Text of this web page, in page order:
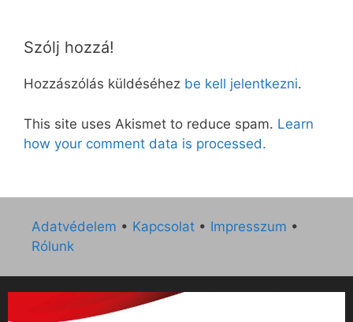
Szólj hozzá!
Hozzászólás küldéséhez be kell jelentkezni.
This site uses Akismet to reduce spam. Learn
how your comment data is processed.
Adatvédelem • Kapcsolat • Impresszum •
Rólunk